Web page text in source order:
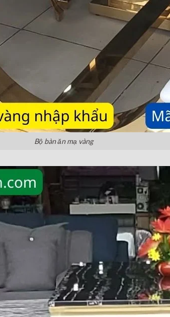
Bộ bàn ăn mạ vàng